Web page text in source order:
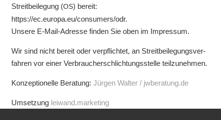
Streit­bei­le­gung (OS) bereit:
https://ec.europa.eu/consumers/odr.
Unse­re E‑Mail-Adres­se fin­den Sie oben im Impressum.
Wir sind nicht bereit oder ver­pflich­tet, an Streit­bei­le­gungs­ver­
fah­ren vor einer Ver­brau­cher­schlich­tungs­stel­le teilzunehmen.
Kon­zep­tio­nel­le Bera­tung: Jür­gen Wal­ter / jwberatung.de
Umset­zung leiwand.marketing